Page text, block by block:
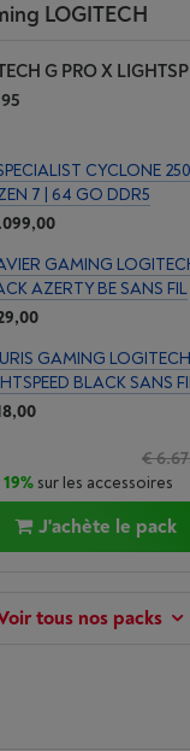
LOGITECH
G PRO X
CYCLONE
7 | 64 GO DDR5
GAMING
AZERTY BE SANS FIL
GAMING
BLACK SANS
€
sur les accessoires
J'achète le pack
tous nos packs